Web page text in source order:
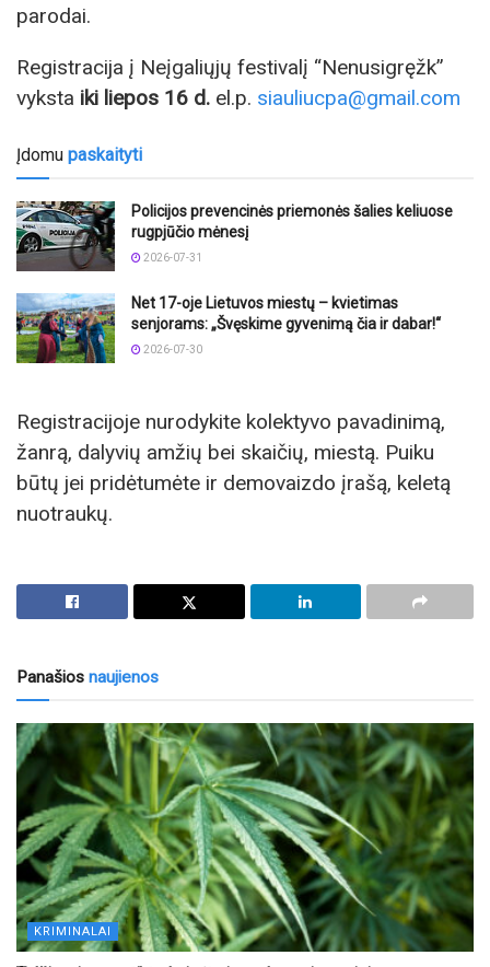
parodai.
Registracija į Neįgaliųjų festivalį “Nenusigręžk”
vyksta iki liepos 16 d. el.p. siauliucpa@gmail.com
Įdomu paskaityti
Policijos prevencinės priemonės šalies keliuose
rugpjūčio mėnesį
2026-07-31
Net 17-oje Lietuvos miestų – kvietimas
senjorams: „Švęskime gyvenimą čia ir dabar!“
2026-07-30
Registracijoje nurodykite kolektyvo pavadinimą,
žanrą, dalyvių amžių bei skaičių, miestą. Puiku
būtų jei pridėtumėte ir demovaizdo įrašą, keletą
nuotraukų.
Panašios naujienos
KRIMINALAI